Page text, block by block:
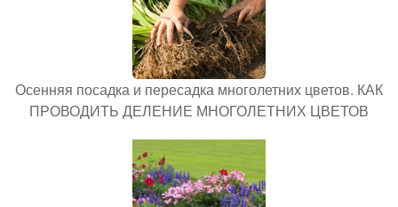
Осенняя посадка и пересадка многолетних цветов. КАК
ПРОВОДИТЬ ДЕЛЕНИЕ МНОГОЛЕТНИХ ЦВЕТОВ